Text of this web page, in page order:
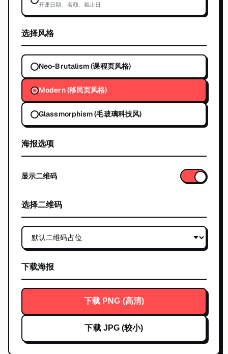
开课日期、名额、截止日
选择风格
Neo-Brutalism (课程页风格)
Modern (移民页风格)
Glassmorphism (毛玻璃科技风)
海报选项
显示二维码
选择二维码
下载海报
下载 PNG (高清)
下载 JPG (较小)